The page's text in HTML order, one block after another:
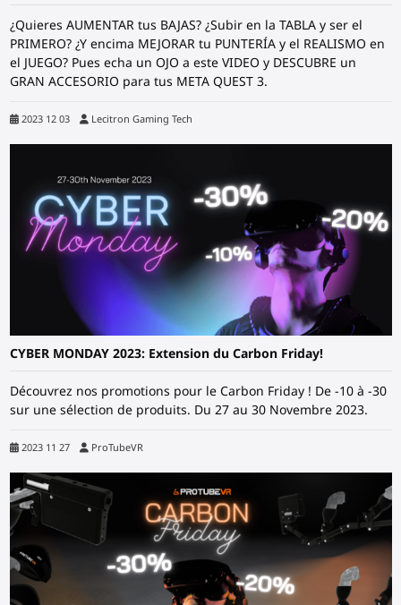
¿Quieres AUMENTAR tus BAJAS? ¿Subir en la TABLA y ser el
PRIMERO? ¿Y encima MEJORAR tu PUNTERÍA y el REALISMO en
el JUEGO? Pues echa un OJO a este VIDEO y DESCUBRE un
GRAN ACCESORIO para tus META QUEST 3.
2023 12 03 Lecitron Gaming Tech
CYBER MONDAY 2023: Extension du Carbon Friday!
Découvrez nos promotions pour le Carbon Friday ! De -10 à -30
sur une sélection de produits. Du 27 au 30 Novembre 2023.
2023 11 27 ProTubeVR